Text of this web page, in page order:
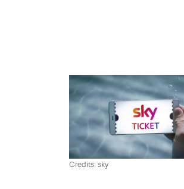
Credits: sky